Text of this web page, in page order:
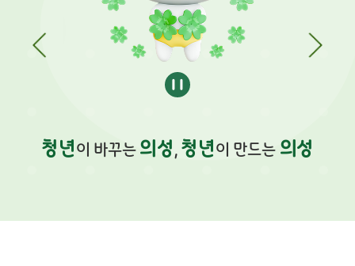
청년이 바꾸는 의성, 청년이 만드는 의성